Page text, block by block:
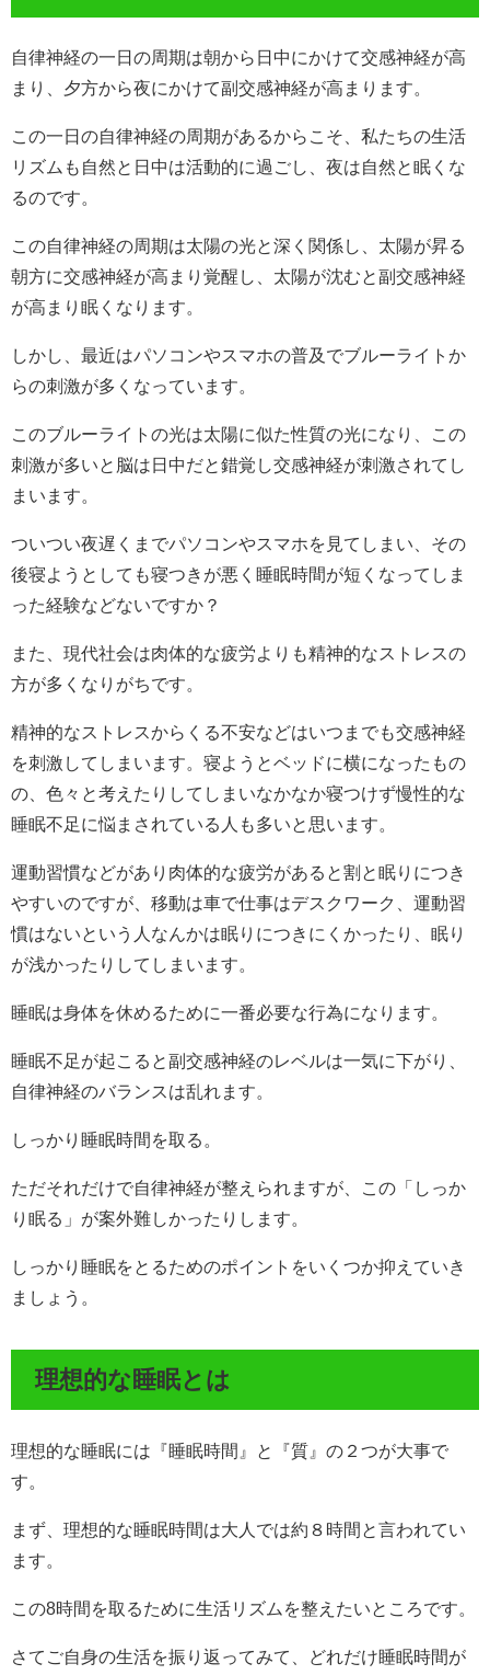
自律神経の一日の周期は朝から日中にかけて交感神経が高
まり、夕方から夜にかけて副交感神経が高まります。
この一日の自律神経の周期があるからこそ、私たちの生活
リズムも自然と日中は活動的に過ごし、夜は自然と眠くな
るのです。
この自律神経の周期は太陽の光と深く関係し、太陽が昇る
朝方に交感神経が高まり覚醒し、太陽が沈むと副交感神経
が高まり眠くなります。
しかし、最近はパソコンやスマホの普及でブルーライトか
らの刺激が多くなっています。
このブルーライトの光は太陽に似た性質の光になり、この
刺激が多いと脳は日中だと錯覚し交感神経が刺激されてし
まいます。
ついつい夜遅くまでパソコンやスマホを見てしまい、その
後寝ようとしても寝つきが悪く睡眠時間が短くなってしま
った経験などないですか？
また、現代社会は肉体的な疲労よりも精神的なストレスの
方が多くなりがちです。
精神的なストレスからくる不安などはいつまでも交感神経
を刺激してしまいます。寝ようとベッドに横になったもの
の、色々と考えたりしてしまいなかなか寝つけず慢性的な
睡眠不足に悩まされている人も多いと思います。
運動習慣などがあり肉体的な疲労があると割と眠りにつき
やすいのですが、移動は車で仕事はデスクワーク、運動習
慣はないという人なんかは眠りにつきにくかったり、眠り
が浅かったりしてしまいます。
睡眠は身体を休めるために一番必要な行為になります。
睡眠不足が起こると副交感神経のレベルは一気に下がり、
自律神経のバランスは乱れます。
しっかり睡眠時間を取る。
ただそれだけで自律神経が整えられますが、この「しっか
り眠る」が案外難しかったりします。
しっかり睡眠をとるためのポイントをいくつか抑えていき
ましょう。
理想的な睡眠とは
理想的な睡眠には『睡眠時間』と『質』の２つが大事で
す。
まず、理想的な睡眠時間は大人では約８時間と言われてい
ます。
この8時間を取るために生活リズムを整えたいところです。
さてご自身の生活を振り返ってみて、どれだけ睡眠時間が